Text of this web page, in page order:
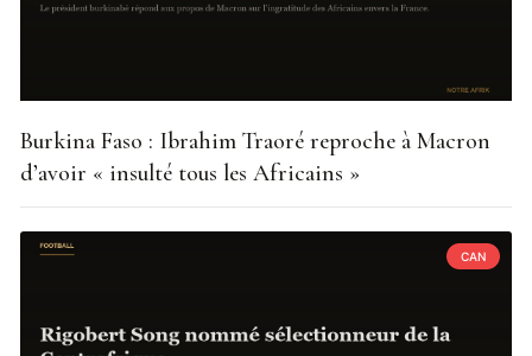
Burkina Faso : Ibrahim Traoré reproche à Macron
d’avoir « insulté tous les Africains »
CAN